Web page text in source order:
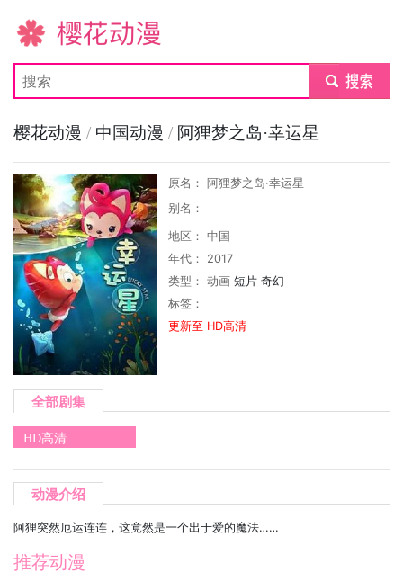
樱花动漫
submit
樱花动漫 / 中国动漫 / 阿狸梦之岛·幸运星
原名： 阿狸梦之岛·幸运星
别名：
地区： 中国
年代： 2017
类型：动画 短片 奇幻
标签：
更新至 HD高清
全部剧集
HD高清
动漫介绍
阿狸突然厄运连连，这竟然是一个出于爱的魔法……
推荐动漫